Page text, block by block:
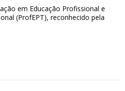
em Educação Profissional e
(ProfEPT), reconhecido pela